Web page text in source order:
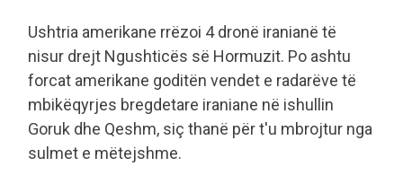
Ushtria amerikane rrëzoi 4 dronë iranianë të
nisur drejt Ngushticës së Hormuzit. Po ashtu
forcat amerikane goditën vendet e radarëve të
mbikëqyrjes bregdetare iraniane në ishullin
Goruk dhe Qeshm, siç thanë për t'u mbrojtur nga
sulmet e mëtejshme.